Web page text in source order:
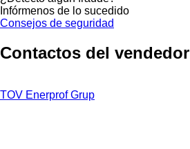
Infórmenos de lo sucedido
Consejos de seguridad
Contactos del vendedor
TOV Enerprof Grup